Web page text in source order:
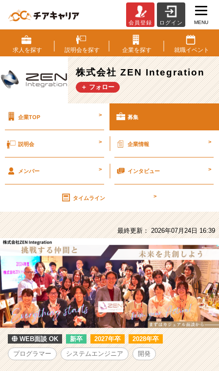
式
会
社
ZEN
Integration
の
人
理
歓
迎】
戦
す
る
仲
間
と
未
来
を
協
会員登録 ログイン MENU
求人を探す 説明会を探す 企業を探す 就職イベント
株式会社 ZEN Integration
＋ フォロー
企業TOP > 募集
説明会 > 企業情報 >
メンバー > インタビュー >
タイムライン >
最終更新： 2026年07月24日 16:39
WEB面談 OK 新卒 2027年卒 2028年卒
プログラマー システムエンジニア 開発